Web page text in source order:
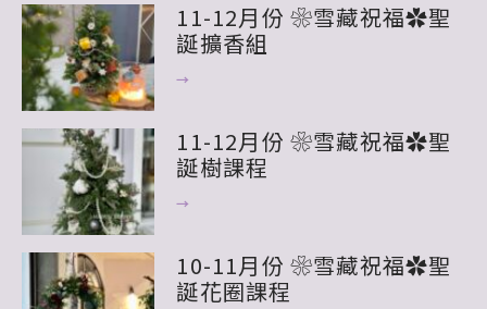
11-12月份 ❀雪藏祝福✿聖
誕擴香組
→
11-12月份 ❀雪藏祝福✿聖
誕樹課程
→
10-11月份 ❀雪藏祝福✿聖
誕花圈課程